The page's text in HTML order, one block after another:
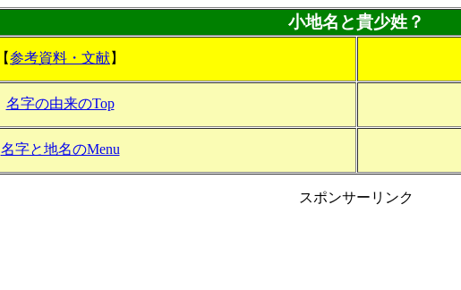
小地名と貴少姓？
【参考資料・文献】
名字の由来のTop
名字と地名のMenu
スポンサーリンク